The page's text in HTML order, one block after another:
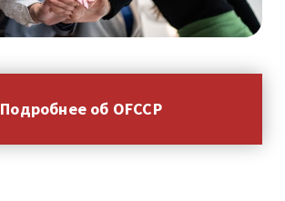
Подробнее об OFCCP